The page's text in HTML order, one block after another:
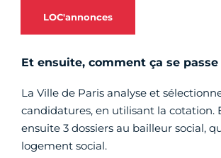
LOC'annonces
Et ensuite, comment ça se passe
La Ville de Paris analyse et
candidatures, en utilisant la cotation.
ensuite 3 dossiers au bailleur social,
logement social.